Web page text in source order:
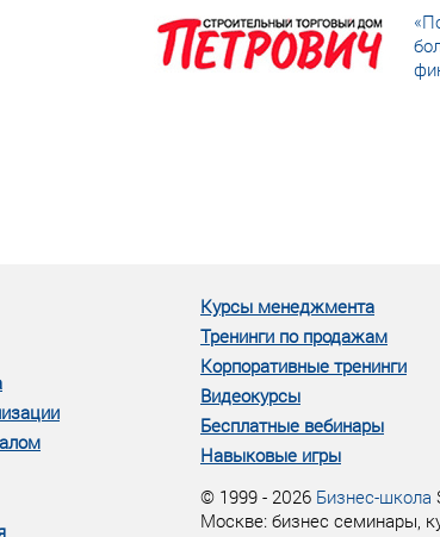
Курсы менеджмента
Тренинги по продажам
Корпоративные тренинги
Видеокурсы
Бесплатные вебинары
Навыковые игры
© 1999 - 2026 Бизнес-школа
Москве: бизнес семинары,